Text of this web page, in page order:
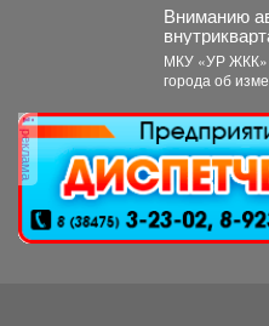
Вниманию
округа
МКУ «УР ЖКК»
города об
реклама